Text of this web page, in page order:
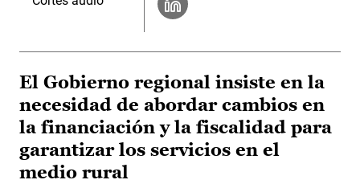
El Gobierno regional insiste en la
necesidad de abordar cambios en
la financiación y la fiscalidad para
garantizar los servicios en el
medio rural